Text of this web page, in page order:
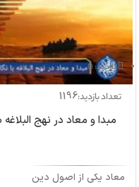
بازدید: 0
تعداد بازدید:1196
مبدا و معاد در نهج
معاد یکی از اصول دین